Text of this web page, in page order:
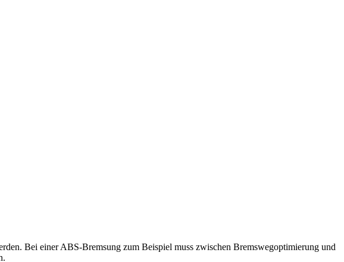
Bei einer ABS-Bremsung zum Beispiel muss zwischen Bremswegoptimierung und